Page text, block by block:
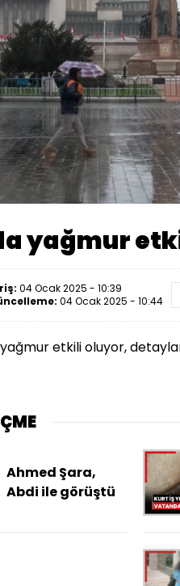
yağmur
04 Ocak 2025 - 10:39
04 Ocak 2025 - 10:44
etkili oluyor, detaylar
Ahmed Şara,
Abdi ile görüştü